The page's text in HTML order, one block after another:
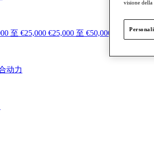
至 €25,000 €25,000 至 €50,000 €50,000 至
动力
visione della